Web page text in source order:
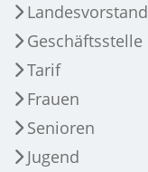
Landesvorstand
Geschäftsstelle
Tarif
Frauen
Senioren
Jugend